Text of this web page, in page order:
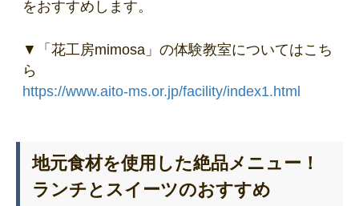
をおすすめします。
▼「花工房mimosa」の体験教室についてはこち
ら
https://www.aito-ms.or.jp/facility/index1.html
地元食材を使用した絶品メニュー！
ランチとスイーツのおすすめ